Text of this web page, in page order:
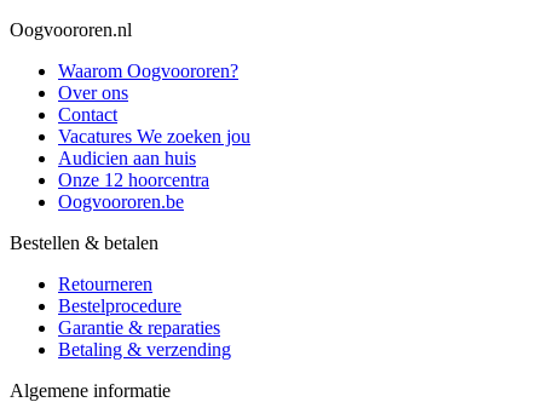
Oogvoororen.nl
Waarom Oogvoororen?
Over ons
Contact
Vacatures We zoeken jou
Audicien aan huis
Onze 12 hoorcentra
Oogvoororen.be
Bestellen & betalen
Retourneren
Bestelprocedure
Garantie & reparaties
Betaling & verzending
Algemene informatie